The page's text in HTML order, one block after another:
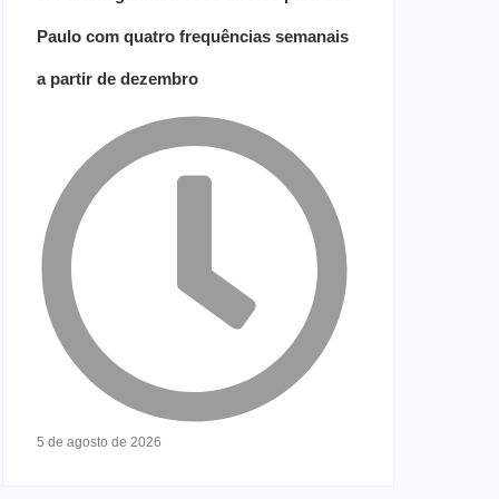
Paulo com quatro frequências semanais
a partir de dezembro
5 de agosto de 2026